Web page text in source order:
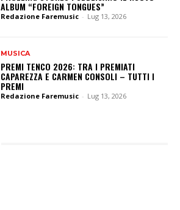
ALBUM “FOREIGN TONGUES”
Redazione Faremusic - Lug 13, 2026
MUSICA
PREMI TENCO 2026: TRA I PREMIATI
CAPAREZZA E CARMEN CONSOLI – TUTTI I
PREMI
Redazione Faremusic - Lug 13, 2026